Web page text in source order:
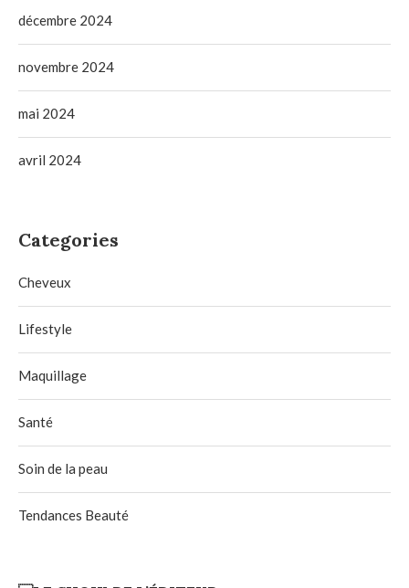
décembre 2024
novembre 2024
mai 2024
avril 2024
Categories
Cheveux
Lifestyle
Maquillage
Santé
Soin de la peau
Tendances Beauté